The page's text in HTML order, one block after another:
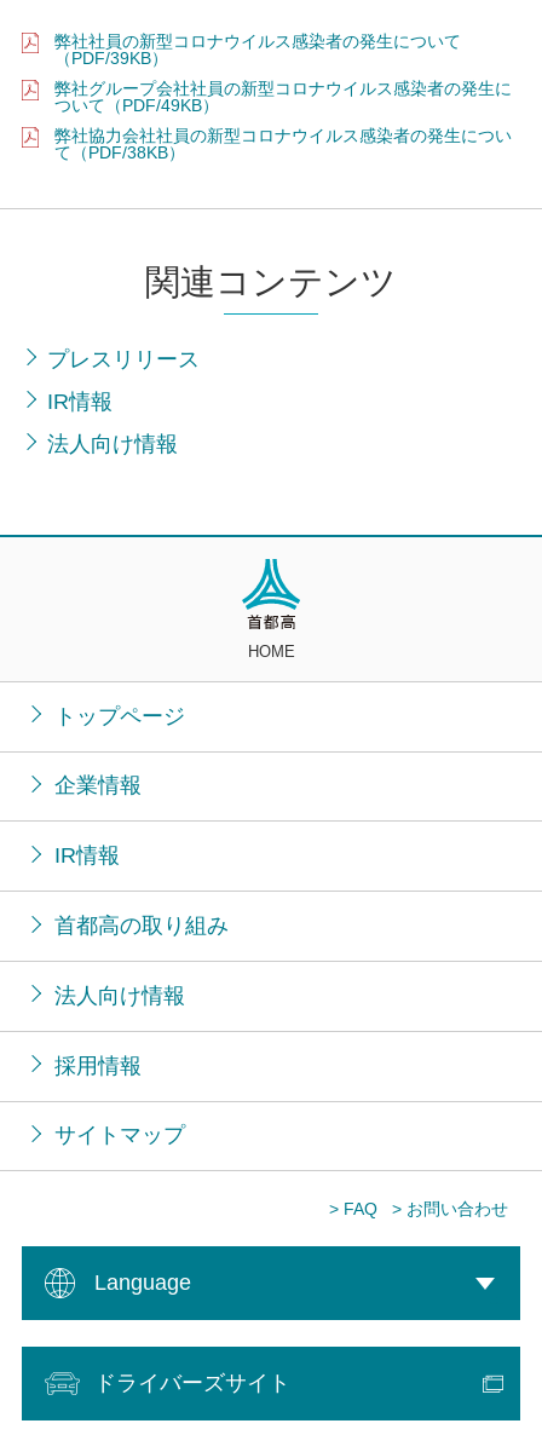
弊社社員の新型コロナウイルス感染者の発生について
（PDF/39KB）
弊社グループ会社社員の新型コロナウイルス感染者の発生に
ついて（PDF/49KB）
弊社協力会社社員の新型コロナウイルス感染者の発生につい
て（PDF/38KB）
関連コンテンツ
プレスリリース
IR情報
法人向け情報
HOME
トップページ
企業情報
IR情報
首都高の取り組み
法人向け情報
採用情報
サイトマップ
> FAQ > お問い合わせ
Language
ドライバーズサイト